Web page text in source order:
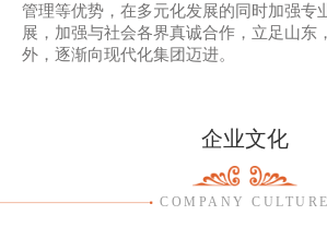
管理等优势，在多元化发展的同时加强专
展，加强与社会各界真诚合作，立足山东
外，逐渐向现代化集团迈进。
企业文化
COMPANY CULTURE